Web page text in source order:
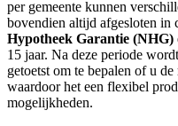
per gemeente kunnen
bovendien altijd afgesloten in
Hypotheek Garantie (NHG)
15 jaar. Na deze periode
getoetst om te bepalen of u
waardoor het een flexibel
mogelijkheden.